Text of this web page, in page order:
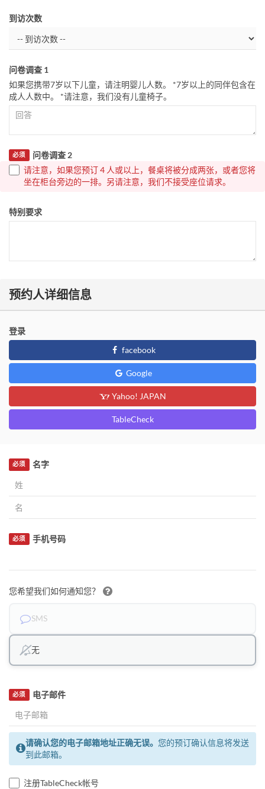
到访次数
问卷调查 1
如果您携带7岁以下儿童，请注明婴儿人数。 *7岁以上的同伴包含在
成人人数中。 *请注意，我们没有儿童椅子。
问卷调查 2
必须
请注意，如果您预订 4 人或以上，餐桌将被分成两张，或者您将
坐在柜台旁边的一排。另请注意，我们不接受座位请求。
特别要求
预约人详细信息
登录
facebook
Google
Yahoo! JAPAN
TableCheck
名字
必须
手机号码
必须
您希望我们如何通知您？
SMS
无
电子邮件
必须
请确认您的电子邮箱地址正确无误。 您的预订确认信息将发送
到此邮箱。
注册TableCheck帐号